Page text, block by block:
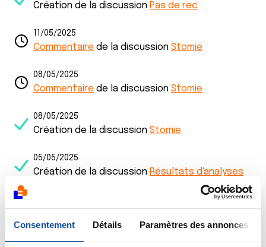
Consentement Détails Paramètres des annonces
Création de la discussion Pas de rec
11/05/2025
Commentaire de la discussion Stomie
08/05/2025
Commentaire de la discussion Stomie
08/05/2025
Création de la discussion Stomie
05/05/2025
Création de la discussion Résultats d'analyses
04/04/2025